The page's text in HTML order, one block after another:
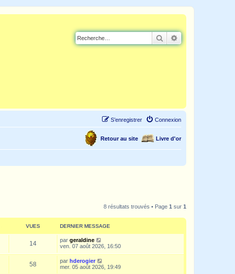
Rechercher
Connexion
S’enregistrer
Livre d'or
Retour au site
8 résultats trouvés • Page 1 sur 1
VUES DERNIER MESSAGE
14 par geraldine
ven. 07 août 2026, 16:50
58 par hderogier
mer. 05 août 2026, 19:49